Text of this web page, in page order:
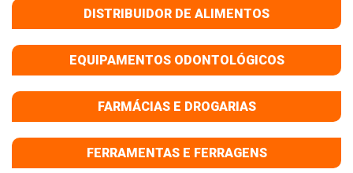
DISTRIBUIDOR DE ALIMENTOS
EQUIPAMENTOS ODONTOLÓGICOS
FARMÁCIAS E DROGARIAS
FERRAMENTAS E FERRAGENS